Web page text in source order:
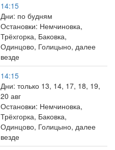
14:15
Дни: по будням
Остановки: Немчиновка,
Трёхгорка, Баковка,
Одинцово, Голицыно, далее
везде
14:15
Дни: только 13, 14, 17, 18, 19,
20 авг
Остановки: Немчиновка,
Трёхгорка, Баковка,
Одинцово, Голицыно, далее
везде